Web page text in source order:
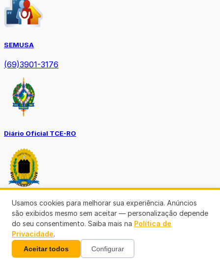
SEMUSA
(69)3901-3176
Diário Oficial TCE-RO
Diário Prefeitura de Porto Velho
Usamos cookies para melhorar sua experiência. Anúncios
são exibidos mesmo sem aceitar — personalização depende
do seu consentimento. Saiba mais na Política de
Privacidade.
Aceitar todos Configurar